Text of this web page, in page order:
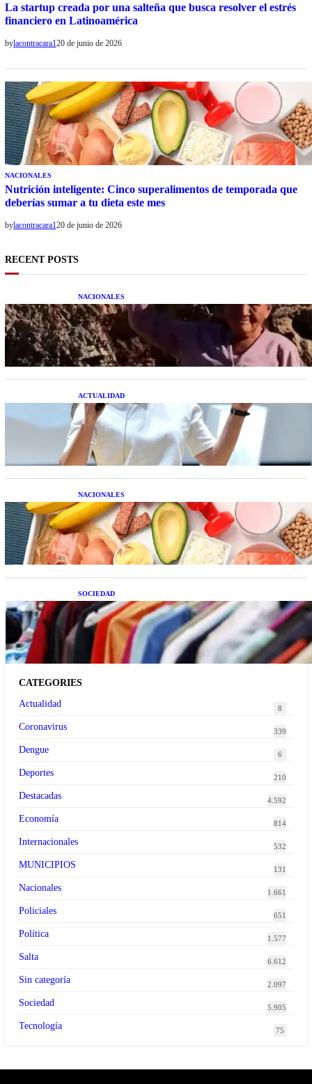
La startup creada por una salteña que busca resolver el estrés
financiero en Latinoamérica
bylacontracara120 de junio de 2026
NACIONALES
Nutrición inteligente: Cinco superalimentos de temporada que
deberías sumar a tu dieta este mes
bylacontracara120 de junio de 2026
RECENT POSTS
NACIONALES
Una mujer asegura haber peleado con un
extraterrestre cuerpo a cuerpo
ACTUALIDAD
La startup creada por una salteña que busca
resolver el estrés financiero en Latinoamérica
NACIONALES
Nutrición inteligente: Cinco superalimentos de
temporada que deberías sumar a tu dieta este mes
SOCIEDAD
Las grandes marcas globales se suman a la
tendencia de la ropa de segunda mano premium
CATEGORIES
Actualidad
8
Coronavirus 339
Dengue 6
Deportes 210
Destacadas 4.592
Economía 814
Internacionales 532
MUNICIPIOS 131
Nacionales 1.661
Policiales 651
Política 1.577
Salta 6.612
Sin categoría 2.097
Sociedad 5.905
Tecnología 75